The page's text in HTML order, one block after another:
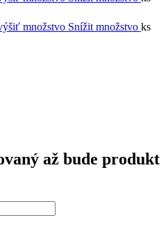
množstvo Snížit množstvo ks
až bude produkt